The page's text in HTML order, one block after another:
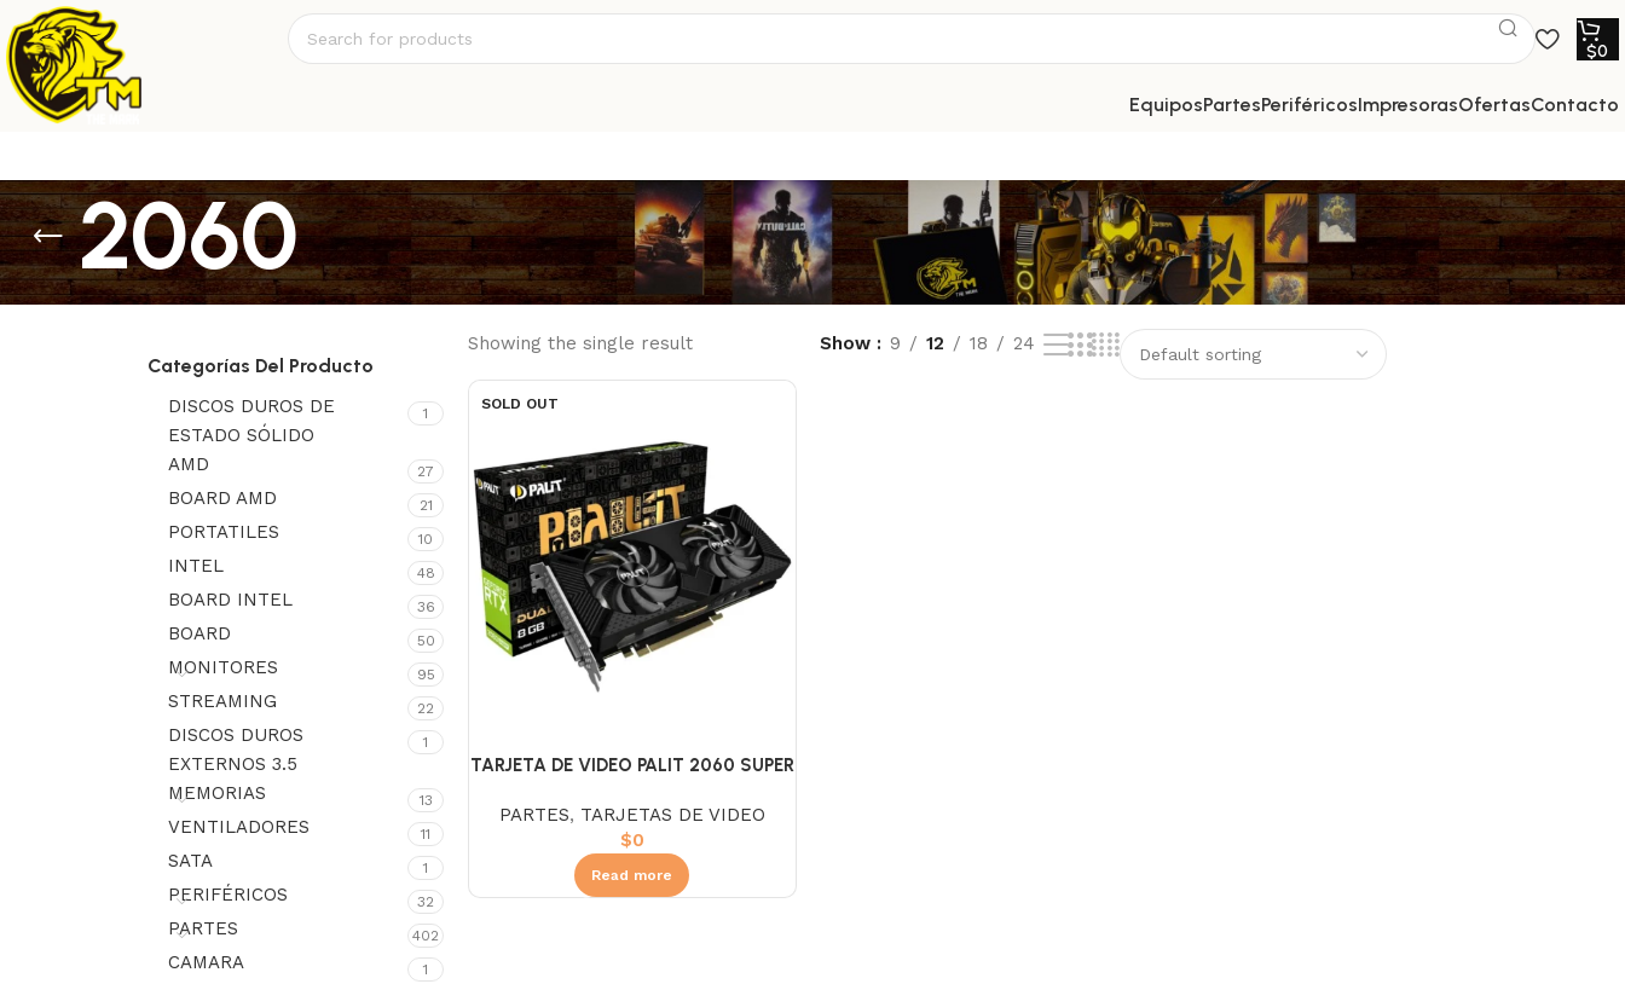
$0
equipos partes periféricos impresoras ofertas contacto
2060
Categorías Del Producto
DISCOS DUROS DE
ESTADO SÓLIDO
1
AMD 27
BOARD AMD 21
PORTATILES 10
INTEL 48
BOARD INTEL 36
BOARD 50
MONITORES 95
STREAMING 22
DISCOS DUROS
EXTERNOS 3.5
1
MEMORIAS 13
VENTILADORES 11
SATA 1
PERIFÉRICOS 32
PARTES 402
CAMARA 1
Showing the single result Show 9 12 18 24
SOLD OUT
TARJETA DE VIDEO PALIT 2060 SUPER
PARTES, TARJETAS DE VIDEO
$0
Read more